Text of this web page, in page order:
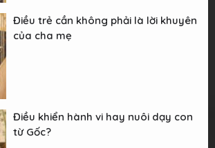
Điều trẻ cần không phải là lời khuyên
của cha mẹ
Điều khiển hành vi hay nuôi dạy con
từ Gốc?